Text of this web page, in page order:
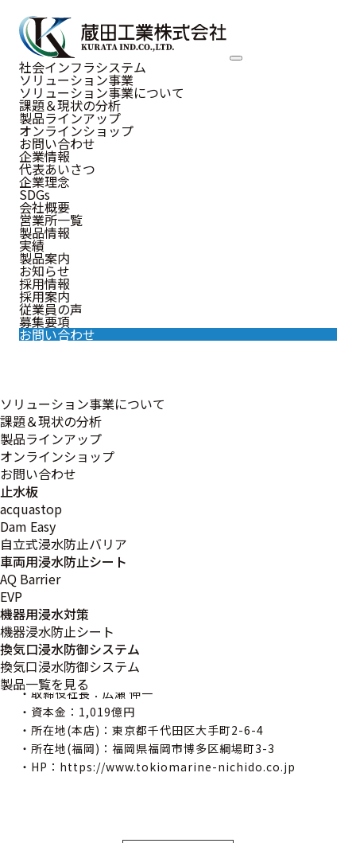
社会インフラシステム
ソリューション事業
ソリューション事業について
課題＆現状の分析
製品ラインアップ
オンラインショップ
お問い合わせ
企業情報
代表あいさつ
企業理念
SDGs
会社概要
営業所一覧
製品情報
実績
製品案内
お知らせ
採用情報
採用案内
従業員の声
募集要項
お問い合わせ
ソリューション事業について
課題＆現状の分析
製品ラインアップ
オンラインショップ
お問い合わせ
止水板
acquastop
Dam Easy
自立式浸水防止バリア
車両用浸水防止シート
AQ Barrier
EVP
機器用浸水対策
機器浸水防止シート
換気口浸水防御システム
換気口浸水防御システム
製品一覧を見る
NEWS
お知らせ
2023.08.04
東京海上日動火災保険株式会社と包
括連携協定を締結しました
当社は、東京海上日動火災保険株式会社福岡支店(支店:福岡
た。
東京海上日動火災保険株式会社の持つノウハウやネットワ
ーク、そして当社の持つ水災対策ソリューションを融合さ
せることにより、当地福岡県のみならず、佐賀県における
社会問題や地域課題解決への貢献や付加価値の提供を目指
し、啓発活動や様々なソリューションの提案を連携して進
めて参ります。
■【会社概要】東京海上日動火災保険株式会社
・創業：1879年(明治12年)8月
・取締役社長：広瀬 伸一
・資本金：1,019億円
・所在地(本店)：東京都千代田区大手町2-6-4
・所在地(福岡)：福岡県福岡市博多区綱場町3-3
・HP：https://www.tokiomarine-nichido.co.jp